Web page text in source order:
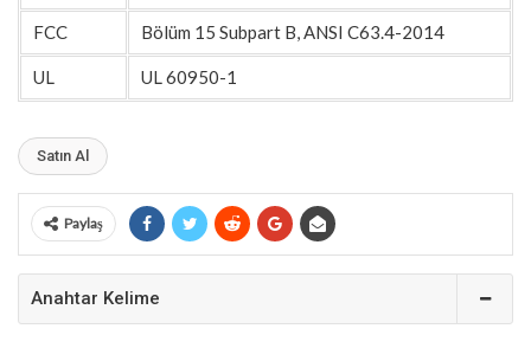
FCC Bölüm 15 Subpart B, ANSI C63.4-2014
UL UL 60950-1
Satın Al
Paylaş
Anahtar Kelime